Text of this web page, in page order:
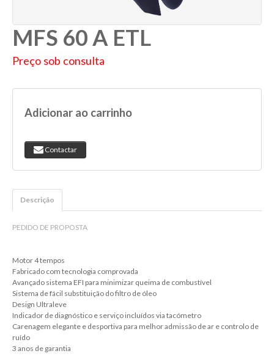
MFS 60 A ETL
Preço sob consulta
Adicionar ao carrinho
Contactar
Descrição
PEDIDO DE PROPOSTA
Motor 4 tempos
Fabricado com tecnologia comprovada
Avançado sistema EFI para minimizar queima de combustível
Sistema de fácil substituição do filtro de óleo
Design Ultraleve
Indicador de diagnóstico e serviço incluídos via tacómetro
Carenagem elegante e desportiva para melhor admissão de ar e controlo de
ruído
3 anos de garantia